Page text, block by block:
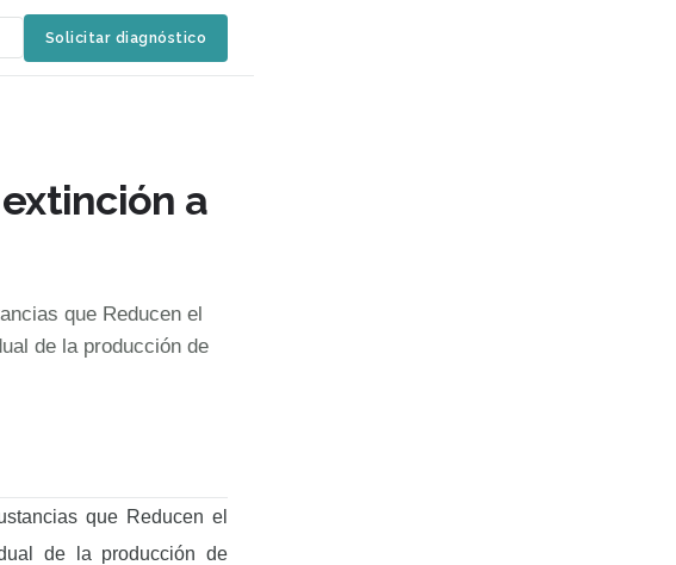
Solicitar diagnóstico
a
que Reducen el
de la producción de
que Reducen el
de la producción de